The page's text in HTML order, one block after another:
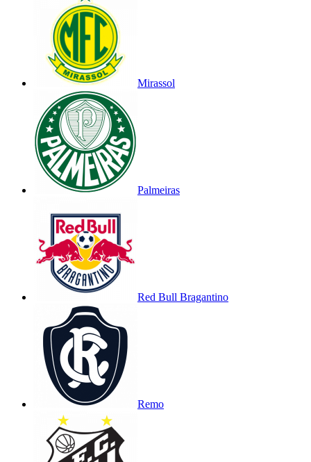
Mirassol
Palmeiras
Red Bull Bragantino
Remo